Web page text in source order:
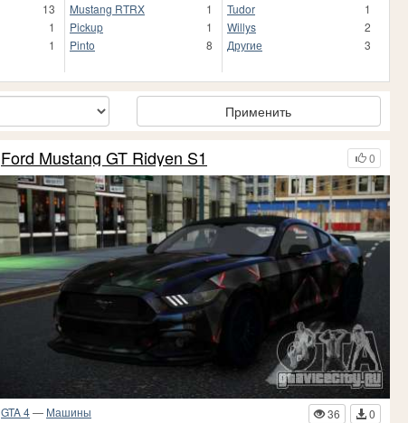
13
1
1
Mustang RTRX
1
Pickup
1
Pinto
8
Tudor
1
Willys
2
Другие
3
Применить
0
Ford Mustang GT Ridyen S1
GTA 4— Машины 36
0